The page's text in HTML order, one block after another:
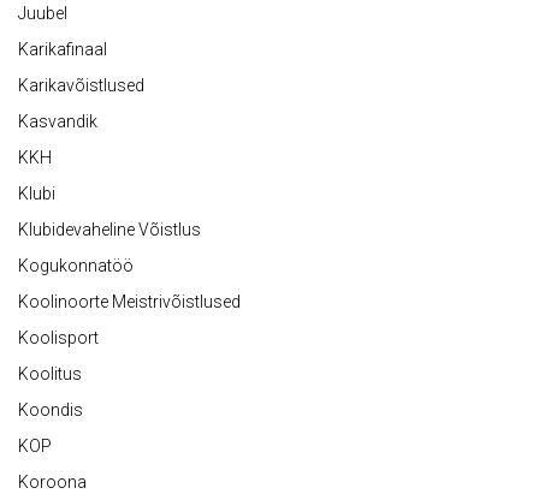
Juubel
Karikafinaal
Karikavõistlused
Kasvandik
KKH
Klubi
Klubidevaheline Võistlus
Kogukonnatöö
Koolinoorte Meistrivõistlused
Koolisport
Koolitus
Koondis
KOP
Koroona